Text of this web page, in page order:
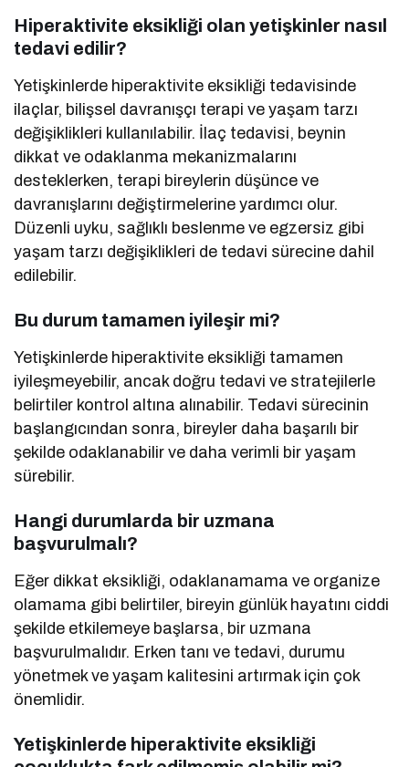
Hiperaktivite eksikliği olan yetişkinler nasıl
tedavi edilir?
Yetişkinlerde hiperaktivite eksikliği tedavisinde
ilaçlar, bilişsel davranışçı terapi ve yaşam tarzı
değişiklikleri kullanılabilir. İlaç tedavisi, beynin
dikkat ve odaklanma mekanizmalarını
desteklerken, terapi bireylerin düşünce ve
davranışlarını değiştirmelerine yardımcı olur.
Düzenli uyku, sağlıklı beslenme ve egzersiz gibi
yaşam tarzı değişiklikleri de tedavi sürecine dahil
edilebilir.
Bu durum tamamen iyileşir mi?
Yetişkinlerde hiperaktivite eksikliği tamamen
iyileşmeyebilir, ancak doğru tedavi ve stratejilerle
belirtiler kontrol altına alınabilir. Tedavi sürecinin
başlangıcından sonra, bireyler daha başarılı bir
şekilde odaklanabilir ve daha verimli bir yaşam
sürebilir.
Hangi durumlarda bir uzmana
başvurulmalı?
Eğer dikkat eksikliği, odaklanamama ve organize
olamama gibi belirtiler, bireyin günlük hayatını ciddi
şekilde etkilemeye başlarsa, bir uzmana
başvurulmalıdır. Erken tanı ve tedavi, durumu
yönetmek ve yaşam kalitesini artırmak için çok
önemlidir.
Yetişkinlerde hiperaktivite eksikliği